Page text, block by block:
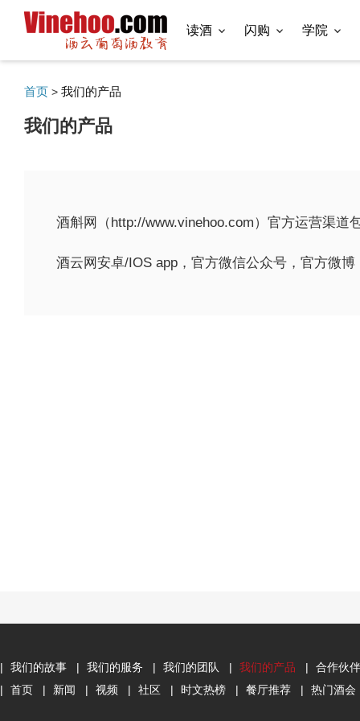
读酒 闪购 学院
首页 > 我们的产品
我们的产品
酒斛网（http://www.vinehoo.com）官方运营渠道
酒云网安卓/IOS app，官方微信公众号，官方微博
| 我们的故事 | 我们的服务 | 我们的团队 | 我们的产品 |
合作伙伴
|
首页 | 新闻 | 视频 | 社区 | 时文热榜 | 餐厅推荐 | 热门酒会